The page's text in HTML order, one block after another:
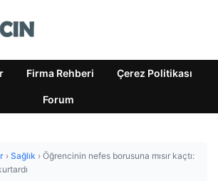
Firma Rehberi Çerez Politikası
Forum
› Sağlık › Öğrencinin nefes borusuna mısır kaçtı: